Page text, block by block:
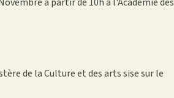
de la Culture et des arts sise sur le